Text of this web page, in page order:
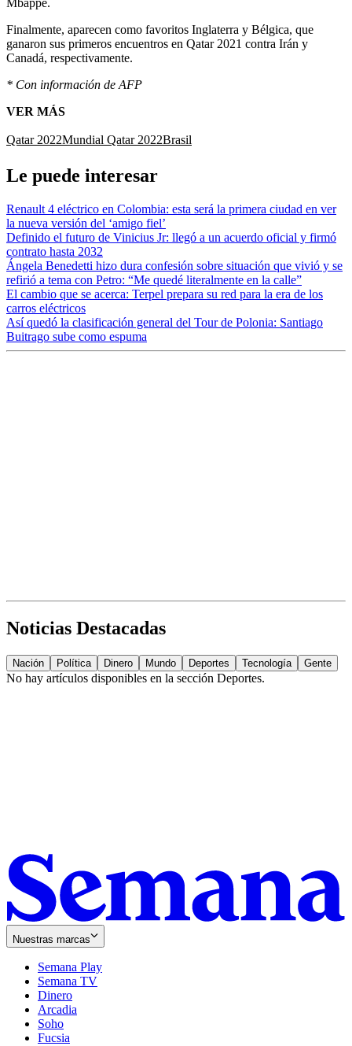
Mbappé.
Finalmente, aparecen como favoritos Inglaterra y Bélgica, que
ganaron sus primeros encuentros en Qatar 2021 contra Irán y
Canadá, respectivamente.
* Con información de AFP
VER MÁS
Qatar 2022Mundial Qatar 2022Brasil
Le puede interesar
Renault 4 eléctrico en Colombia: esta será la primera ciudad en ver
la nueva versión del ‘amigo fiel’
Definido el futuro de Vinicius Jr: llegó a un acuerdo oficial y firmó
contrato hasta 2032
Ángela Benedetti hizo dura confesión sobre situación que vivió y se
refirió a tema con Petro: “Me quedé literalmente en la calle”
El cambio que se acerca: Terpel prepara su red para la era de los
carros eléctricos
Así quedó la clasificación general del Tour de Polonia: Santiago
Buitrago sube como espuma
Noticias Destacadas
Nación Política Dinero Mundo Deportes Tecnología Gente
No hay artículos disponibles en la sección Deportes.
Nuestras marcas
Semana Play
Semana TV
Dinero
Arcadia
Soho
in
Fucsia